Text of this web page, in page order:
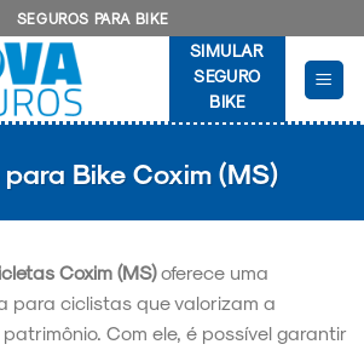
SEGUROS PARA BIKE
SIMULAR
SEGURO
BIKE
Bike Coxim (MS)
Coxim (MS)oferece uma
para ciclistas que valorizam a
Com ele, é possível garantir